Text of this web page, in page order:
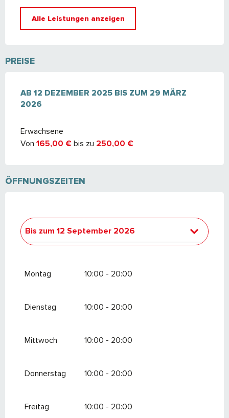
Alle Leistungen anzeigen
PREISE
AB 12 DEZEMBER 2025 BIS ZUM 29 MÄRZ 2026
AB 12 DEZEMBER 2025 BIS ZUM 29 MÄRZ
2026
Erwachsene
Von 165,00 € bis zu 250,00 €
ÖFFNUNGSZEITEN
Bis zum 12 September 2026
Montag
10:00 - 20:00
Dienstag 10:00 - 20:00
Mittwoch 10:00 - 20:00
Donnerstag 10:00 - 20:00
Freitag 10:00 - 20:00